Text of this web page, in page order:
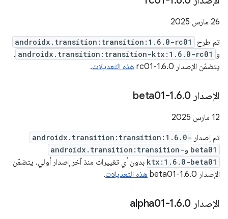
‫26 مارس 2025
تم طرح
androidx.transition:transition:1.6.0-rc01
و androidx.transition:transition-ktx:1.6.0-rc01
.
يتضمّن الإصدار 1.6.0-rc01
هذه التعديلات.
الإصدار 1 .6.0-beta01
‫12 مارس 2025
تم إصدار androidx.transition:transition:1.6.0-
beta01 وandroidx.transition:transition-
ktx:1.6.0-beta01 بدون أي تغييرات منذ آخر إصدار أولي. يتضمّن
الإصدار 1.6.0-beta01
هذه التعديلات.
الإصدار 1 .6.0-alpha01